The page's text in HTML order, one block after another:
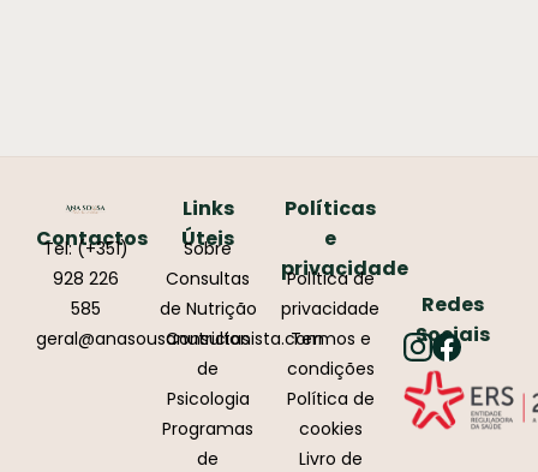
Contactos
Tel: (+351)
928 226
585
geral@anasousanutricionista.com
Links
Úteis
Sobre
Consultas
de Nutrição
Consultas
de
Psicologia
Programas
de
Políticas
e
privacidade
Política de
privacidade
Termos e
condições
Política de
cookies
Livro de
Redes
Sociais